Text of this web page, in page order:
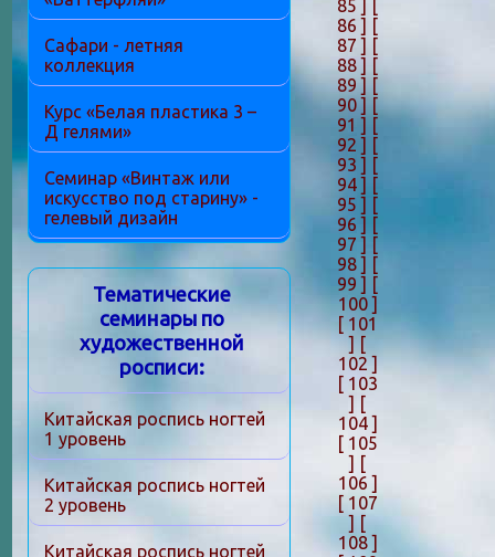
85 ] [
86 ] [
87 ] [
88 ] [
89 ] [
90 ] [
91 ] [
92 ] [
93 ] [
94 ] [
95 ] [
96 ] [
97 ] [
98 ] [
99 ] [
100 ]
[ 101
] [
102 ]
[ 103
] [
104 ]
[ 105
] [
106 ]
[ 107
] [
108 ]
Сафари - летняя
коллекция
Курс «Белая пластика 3 –
Д гелями»
Семинар «Винтаж или
искусство под старину» -
гелевый дизайн
Тематические
семинары по
художественной
росписи:
Китайская роспись ногтей
1 уровень
Китайская роспись ногтей
2 уровень
Китайская роспись ногтей